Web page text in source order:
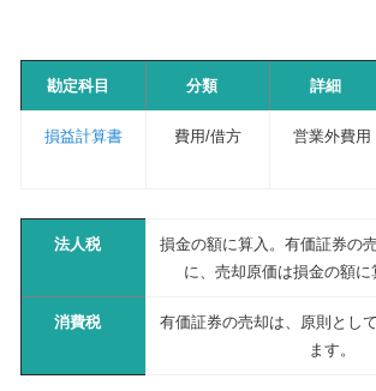
勘定科目 分類 詳細
損益計算書 費用/借方 営業外費用
法人税
損金の額に算入。有価証券の
に、売却原価は損金の額に
消費税
有価証券の売却は、原則とし
ます。